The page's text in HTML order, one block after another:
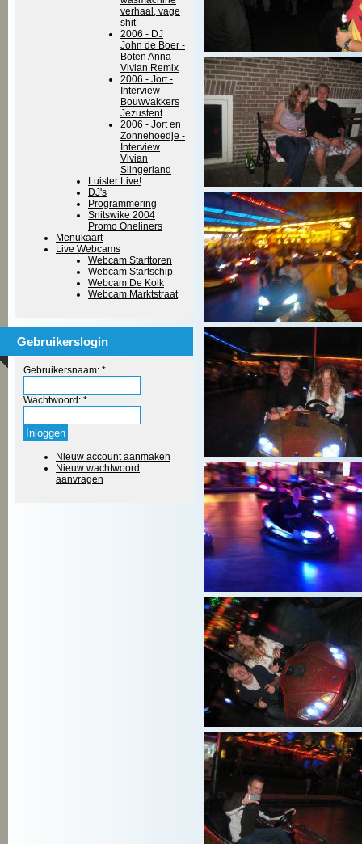
verhaal, vage
shit
2006 - DJ
John de Boer -
Boten Anna
Vivian Remix
2006 - Jort -
Interview
Bouwvakkers
Jezustent
2006 - Jort en
Zonnehoedje -
Interview
Vivian
Slingerland
Luister Live!
DJ's
Programmering
Snitswike 2004
Promo Oneliners
Menukaart
Live Webcams
Webcam Starttoren
Webcam Startschip
Webcam De Kolk
Webcam Marktstraat
Gebruikerslogin
Gebruikersnaam: *
Wachtwoord: *
Nieuw account aanmaken
Nieuw wachtwoord
aanvragen